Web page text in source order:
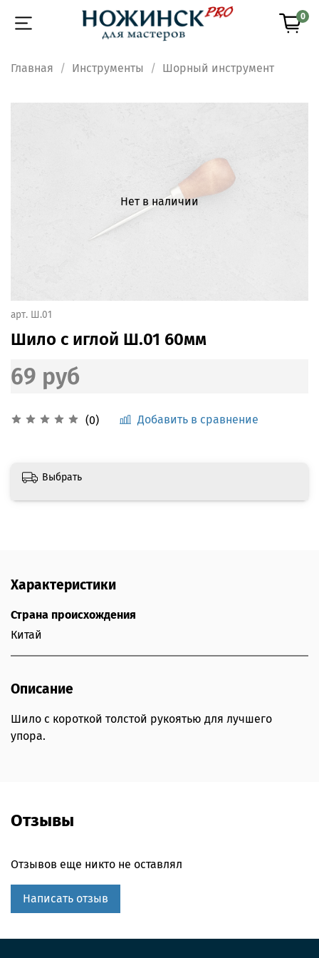
0
Главная Инструменты Шорный инструмент
Нет в наличии
арт. Ш.01
Шило с иглой Ш.01 60мм
(0) Добавить в сравнение
69 руб
Выбрать
Характеристики
Страна происхождения
Китай
Описание
Шило с короткой толстой рукоятью для лучшего
упора.
Отзывы
Отзывов еще никто не оставлял
Написать отзыв